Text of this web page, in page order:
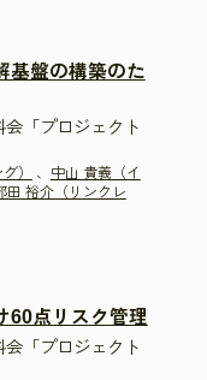
基盤の構築のた
「プロジェクト
） 、 中山 貴義（イ
田 裕介（リンクレ
60点リスク管理
「プロジェクト